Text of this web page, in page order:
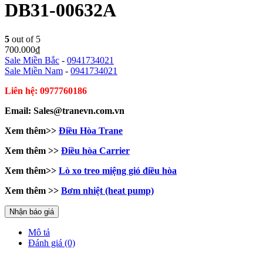
DB31-00632A
5 out of 5
700.000₫
Sale Miền Bắc - 0941734021
Sale Miền Nam - 0941734021
Liên hệ: 0977760186
Email: Sales@tranevn.com.vn
Xem thêm>> Điều Hòa Trane
Xem thêm >> Điều hòa Carrier
Xem thêm>> Lò xo treo miệng gió điều hòa
Xem thêm >> Bơm nhiệt (heat pump)
Nhận báo giá
Mô tả
Đánh giá (0)